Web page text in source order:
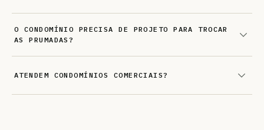
O CONDOMÍNIO PRECISA DE PROJETO PARA TROCAR
AS PRUMADAS?
ATENDEM CONDOMÍNIOS COMERCIAIS?